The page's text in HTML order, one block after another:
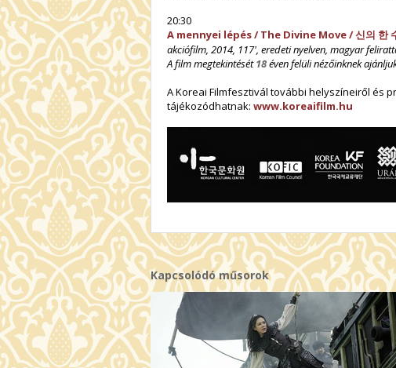
20:30
A mennyei lépés / The Divine Move / 신의 한
akciófilm, 2014, 117', eredeti nyelven, magyar
A film megtekintését18éven felüli nézőinknek
A Koreai Filmfesztivál további helyszíneiről és
tájékozódhatnak: www.koreaifilm.hu
Kapcsolódó műsorok